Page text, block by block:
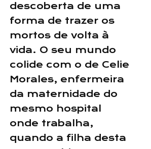
descoberta de uma
forma de trazer os
mortos de volta à
vida. O seu mundo
colide com o de Celie
Morales, enfermeira
da maternidade do
mesmo hospital
onde trabalha,
quando a filha desta